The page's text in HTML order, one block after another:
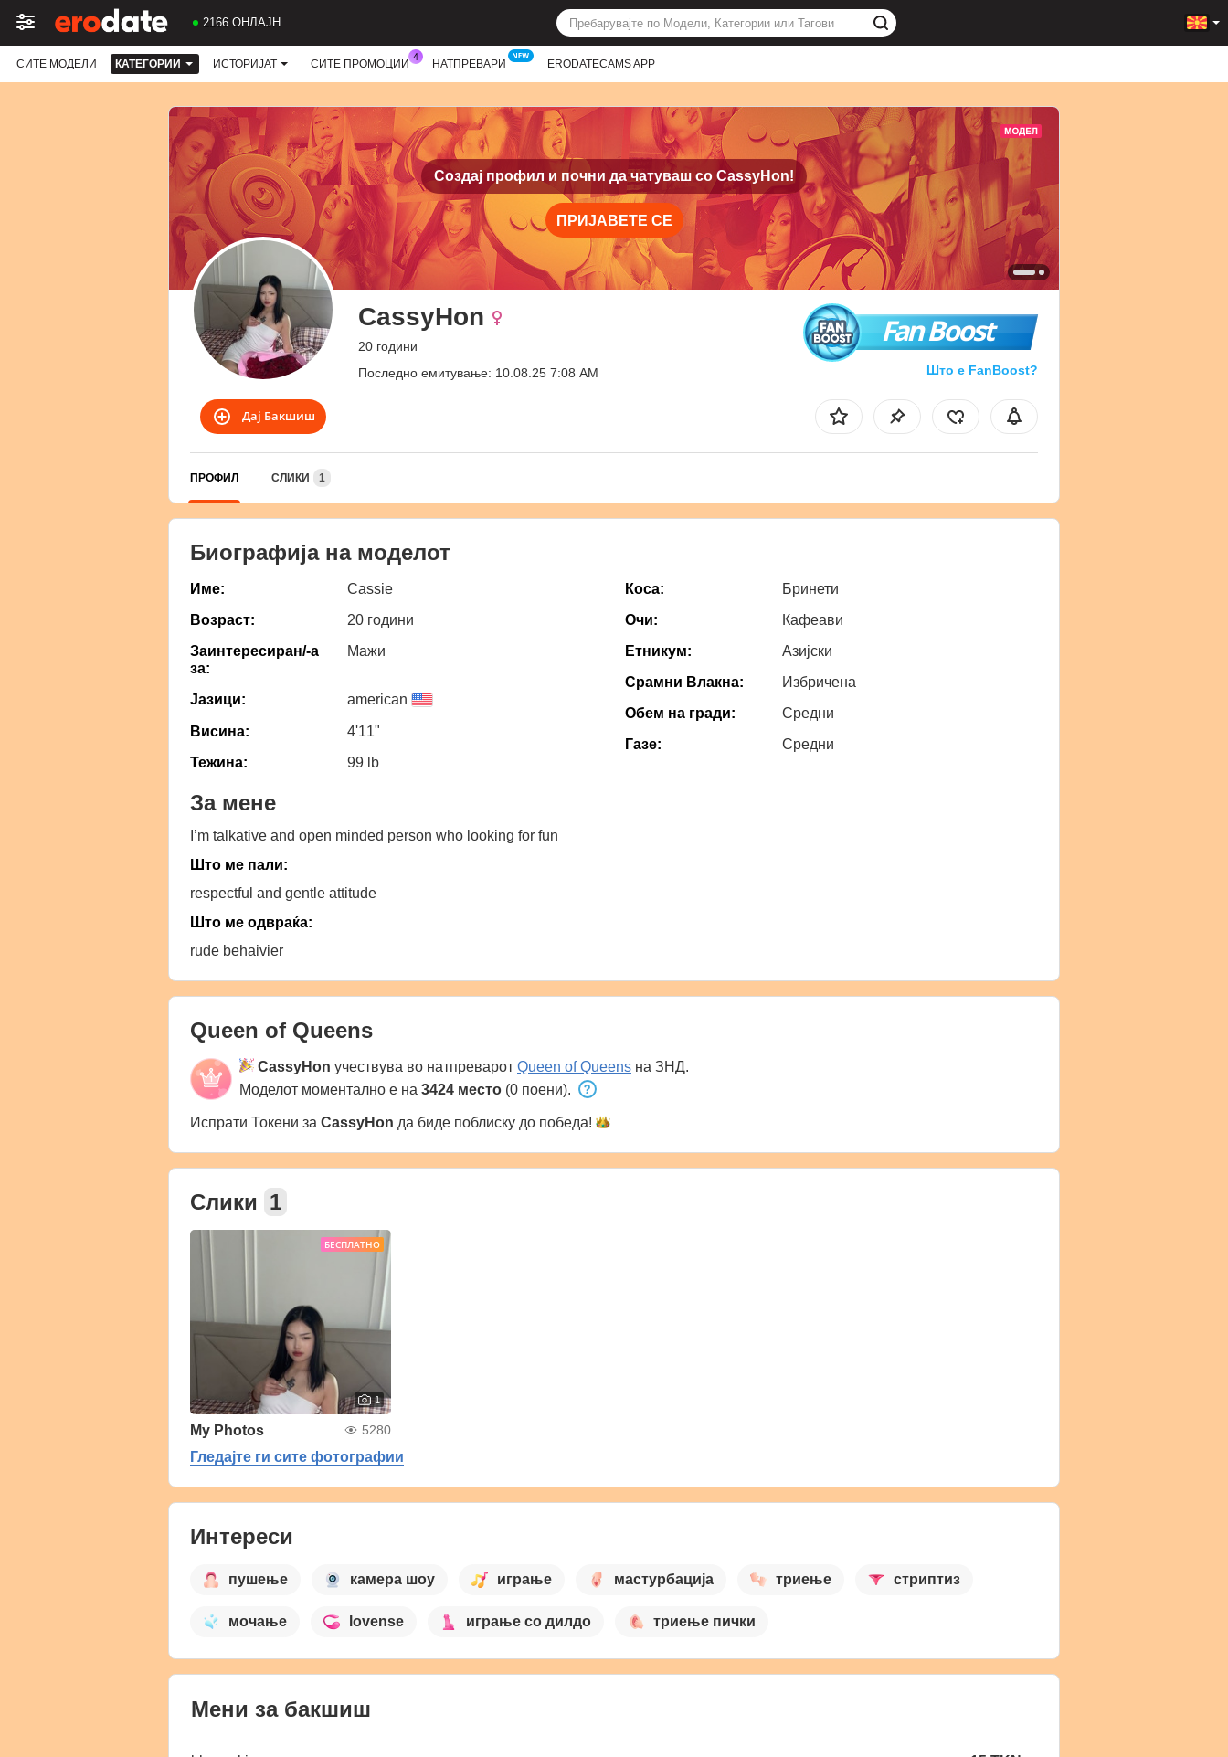
2166 ОНЛАЈН
СИТЕ МОДЕЛИ КАТЕГОРИИ ИСТОРИЈАТ СИТЕ ПРОМОЦИИ НАТПРЕВАРИ ERODATECAMS APP
Создај профил и почни да чатуваш со CassyHon!
ПРИЈАВЕТЕ СЕ
CassyHon
20 години
Последно емитување: 10.08.25 7:08 AM
Fan Boost
Што е FanBoost?
Дај Бакшиш
ПРОФИЛ СЛИКИ 1
Биографија на моделот
Име:
Cassie
Возраст:
20 години
Заинтересиран/-а
за:
Мажи
Јазици: american
Висина:
4'11"
Тежина:
99 lb
Коса:
Бринети
Очи:
Кафеави
Етникум:
Азијски
Срамни Влакна:
Избричена
Обем на гради:
Средни
Газе:
Средни
За мене
I’m talkative and open minded person who looking for fun
Што ме пали:
respectful and gentle attitude
Што ме одвраќа:
rude behaivier
Queen of Queens
CassyHon учествува во натпреварот Queen of Queens на ЗНД.
Моделот моментално е на 3424 место (0 поени).
Испрати Токени за CassyHon да биде поблиску до победа!
Слики 1
БЕСПЛАТНО
1
My Photos 5280
Гледајте ги сите фотографии
Интереси
пушење камера шоу играње мастурбација триење стриптиз
мочање lovense играње со дилдо триење пички
Мени за бакшиш